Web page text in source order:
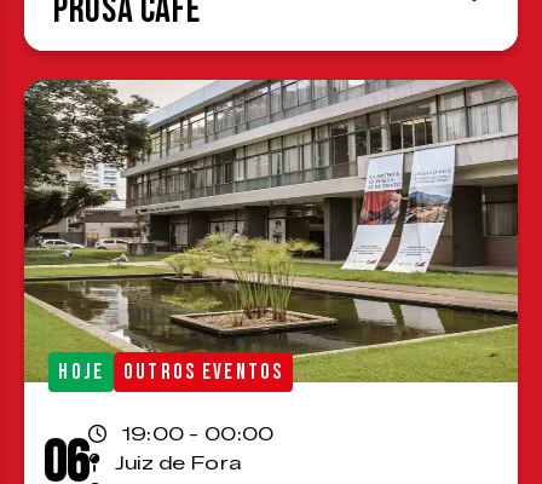
Prosa Café
HOJE OUTROS EVENTOS
06
19:00 - 00:00
Juiz de Fora